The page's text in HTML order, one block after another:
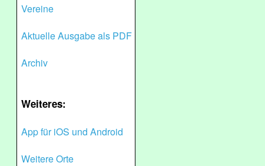
Vereine
Aktuelle Ausgabe als PDF
Archiv
Weiteres:
App für iOS und Android
Weitere Orte